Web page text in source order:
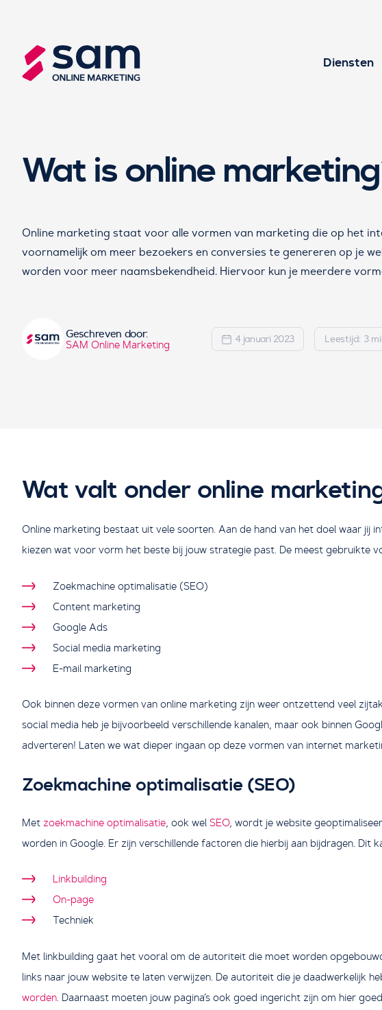
Diensten
Wat is online
Online marketing staat voor alle vormen van marketing die op het
voornamelijk om meer bezoekers en conversies te genereren op je
worden voor meer naamsbekendheid. Hiervoor kun je meerdere
Geschreven door:
SAM Online Marketing 4 januari 2023 Leestijd: 3
Wat valt onder online
Online marketing bestaat uit vele soorten. Aan de hand van het doel waar jij
kiezen wat voor vorm het beste bij jouw strategie past. De meest gebruikte
Zoekmachine optimalisatie (SEO)
Content marketing
Google Ads
Social media marketing
E-mail marketing
Ook binnen deze vormen van online marketing zijn weer ontzettend veel
social media heb je bijvoorbeeld verschillende kanalen, maar ook binnen
adverteren! Laten we wat dieper ingaan op deze vormen van internet
Zoekmachine optimalisatie (SEO)
Met zoekmachine optimalisatie, ook wel SEO, wordt je website
worden in Google. Er zijn verschillende factoren die hierbij aan bijdragen. Dit
Linkbuilding
On-page
Techniek
Met linkbuilding gaat het vooral om de autoriteit die moet worden
links naar jouw website te laten verwijzen. De autoriteit die je daadwerkelijk
worden. Daarnaast moeten jouw pagina’s ook goed ingericht zijn om hier